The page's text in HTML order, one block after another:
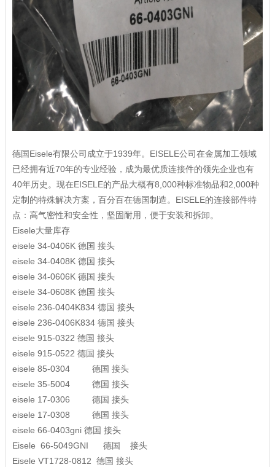
德国Eisele有限公司成立于1939年。EISELE公司在金属加工领域
已经拥有近70年的专业经验，成为最优质连接件的领先企业也有
40年历史。现在EISELE的产品大概有8,000种标准物品和2,000种
定制的特殊解决方案，百分百在德国制造。EISELE的连接部件特
点：高气密性和安全性，坚固耐用，便于安装和拆卸。
Eisele大量库存
eisele 34-0406K 德国 接头
eisele 34-0408K 德国 接头
eisele 34-0606K 德国 接头
eisele 34-0608K 德国 接头
eisele 236-0404K834 德国 接头
eisele 236-0406K834 德国 接头
eisele 915-0322 德国 接头
eisele 915-0522 德国 接头
eisele 85-0304 德国 接头
eisele 35-5004 德国 接头
eisele 17-0306 德国 接头
eisele 17-0308 德国 接头
eisele 66-0403gni 德国 接头
Eisele 66-5049GNI 德国 接头
Eisele VT1728-0812 德国 接头